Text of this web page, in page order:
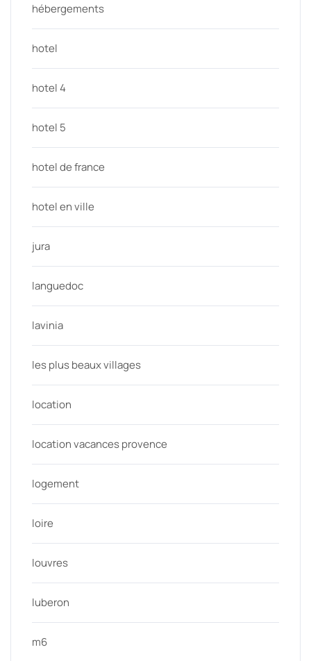
hébergements
hotel
hotel 4
hotel 5
hotel de france
hotel en ville
jura
languedoc
lavinia
les plus beaux villages
location
location vacances provence
logement
loire
louvres
luberon
m6